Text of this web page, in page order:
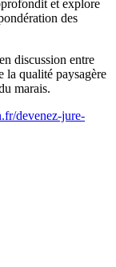
et explore
des
discussion entre
la qualité paysagère
marais.
devenez-jure-